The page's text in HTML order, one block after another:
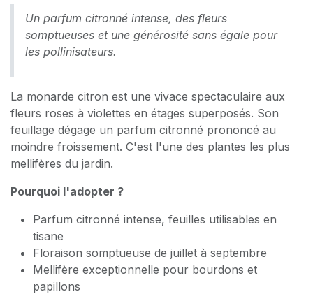
Un parfum citronné intense, des fleurs
somptueuses et une générosité sans égale pour
les pollinisateurs.
La monarde citron est une vivace spectaculaire aux
fleurs roses à violettes en étages superposés. Son
feuillage dégage un parfum citronné prononcé au
moindre froissement. C'est l'une des plantes les plus
mellifères du jardin.
Pourquoi l'adopter ?
Parfum citronné intense, feuilles utilisables en
tisane
Floraison somptueuse de juillet à septembre
Mellifère exceptionnelle pour bourdons et
papillons